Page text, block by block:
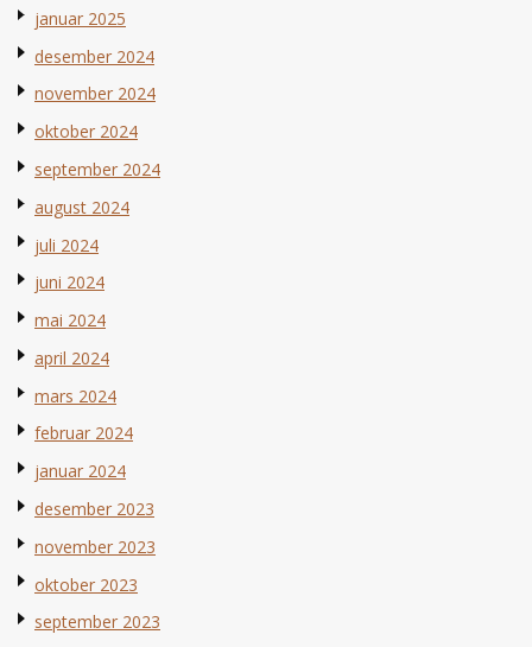
januar 2025
desember 2024
november 2024
oktober 2024
september 2024
august 2024
juli 2024
juni 2024
mai 2024
april 2024
mars 2024
februar 2024
januar 2024
desember 2023
november 2023
oktober 2023
september 2023